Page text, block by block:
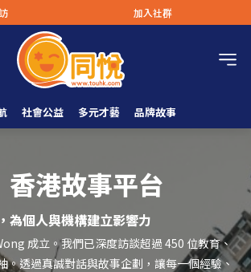
加入社群
社會公益 多元才藝 品牌故事
香港故事平台
為個人與機構建立影響力
成立。我們已深度訪談超過 450 位教育、
。透過真誠對話與故事企劃，讓每一個經驗、